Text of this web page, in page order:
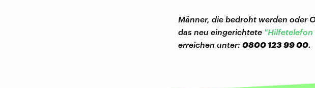
Männer, die bedroht werden oder
das neu eingerichtete "Hilfetelefon
erreichen unter: 0800 123 99 00.